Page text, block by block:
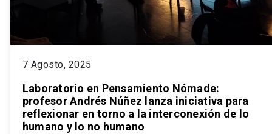
7 Agosto, 2025
Laboratorio en Pensamiento Nómade:
profesor Andrés Núñez lanza iniciativa para
reflexionar en torno a la interconexión de lo
humano y lo no humano